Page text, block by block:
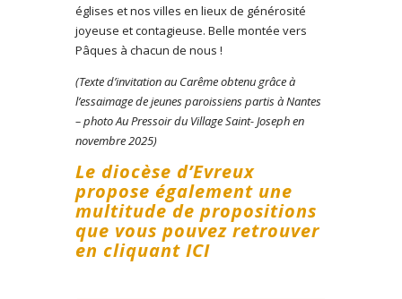
églises et nos villes en lieux de générosité
joyeuse et contagieuse. Belle montée vers
Pâques à chacun de nous !
(Texte d’invitation au Carême obtenu grâce à
l’essaimage de jeunes paroissiens partis à Nantes
– photo Au Pressoir du Village Saint- Joseph en
novembre 2025)
Le diocèse d’Evreux
propose également une
multitude de propositions
que vous pouvez retrouver
en cliquant ICI